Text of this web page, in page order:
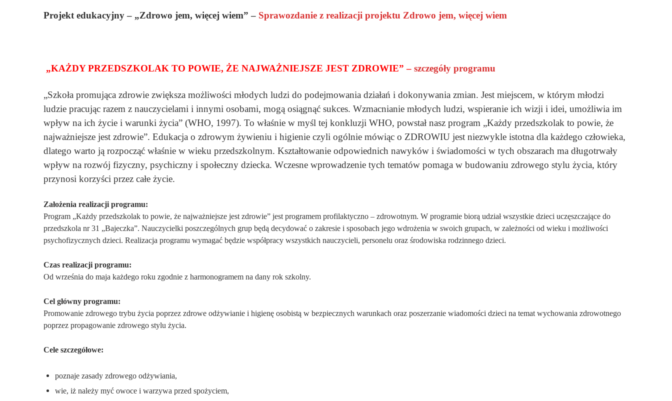
Projekt edukacyjny – „Zdrowo jem, więcej wiem” – Sprawozdanie z realizacji projektu Zdrowo jem, więcej wiem
„KAŻDY PRZEDSZKOLAK TO POWIE, ŻE NAJWAŻNIEJSZE JEST ZDROWIE” – szczegóły programu
„Szkoła promująca zdrowie zwiększa możliwości młodych ludzi do podejmowania działań i dokonywania zmian. Jest miejscem, w którym młodzi
ludzie pracując razem z nauczycielami i innymi osobami, mogą osiągnąć sukces. Wzmacnianie młodych ludzi, wspieranie ich wizji i idei, umożliwia im
wpływ na ich życie i warunki życia” (WHO, 1997). To właśnie w myśl tej konkluzji WHO, powstał nasz program „Każdy przedszkolak to powie, że
najważniejsze jest zdrowie”. Edukacja o zdrowym żywieniu i higienie czyli ogólnie mówiąc o ZDROWIU jest niezwykle istotna dla każdego człowieka,
dlatego warto ją rozpocząć właśnie w wieku przedszkolnym. Kształtowanie odpowiednich nawyków i świadomości w tych obszarach ma długotrwały
wpływ na rozwój fizyczny, psychiczny i społeczny dziecka. Wczesne wprowadzenie tych tematów pomaga w budowaniu zdrowego stylu życia, który
przynosi korzyści przez całe życie.
Założenia realizacji programu:
Program „Każdy przedszkolak to powie, że najważniejsze jest zdrowie” jest programem profilaktyczno – zdrowotnym. W programie biorą udział wszystkie dzieci uczęszczające do
przedszkola nr 31 „Bajeczka”. Nauczycielki poszczególnych grup będą decydować o zakresie i sposobach jego wdrożenia w swoich grupach, w zależności od wieku i możliwości
psychofizycznych dzieci. Realizacja programu wymagać będzie współpracy wszystkich nauczycieli, personelu oraz środowiska rodzinnego dzieci.
Czas realizacji programu:
Od września do maja każdego roku zgodnie z harmonogramem na dany rok szkolny.
Cel główny programu:
Promowanie zdrowego trybu życia poprzez zdrowe odżywianie i higienę osobistą w bezpiecznych warunkach oraz poszerzanie wiadomości dzieci na temat wychowania zdrowotnego
poprzez propagowanie zdrowego stylu życia.
Cele szczegółowe:
poznaje zasady zdrowego odżywiania,
wie, iż należy myć owoce i warzywa przed spożyciem,